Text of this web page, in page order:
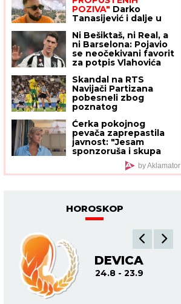
POZIVA" Darko
Tanasijević i dalje u
svoju porodicu, požar
se približio njihovoj
kući: "Prva reč koju
sam čuo -
Ni Bešiktaš, ni Real, a
ni Barselona: Pojavio
se neočekivani favorit
za potpis Vlahovića
Skandal na RTS
Navijači Partizana
pobesneli zbog
poznatog
Ćerka pokojnog
pevača zaprepastila
javnost: "Jesam
sponzoruša i skupa
by Aklamator
HOROSKOP
DEVICA
24.8 - 23.9